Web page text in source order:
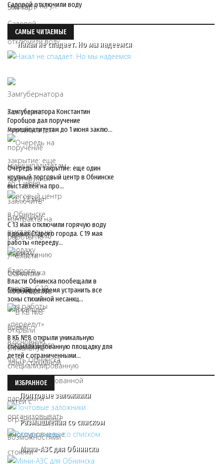
Садовой отключили воду
САМЫЕ ЧИТАЕМЫЕ
Накал не спадает. Но мы надеемся
Замгубернатора Константин
Горобцов дал поручение
муниципалитетам до 1 июня заклю…
Очередь на закрытие: еще один
крупный торговый центр в Обнинске
выставлен на про…
С 13 мая отключили горячую воду
в домах Старого города. С 19 мая
работы «перееду…
Власти Обнинска пообещали в
ближайшее время устранить все
зоны стихийной несанкц…
В КБ №8 открыли уникальную
специализированную площадку для
детей с ограниченными…
ИЗБРАННОЕ
Почтовые заложники
Размышления со списком
Мини-АЗС для Обнинска